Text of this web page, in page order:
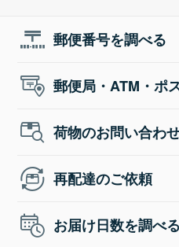
郵便番号を調べる
郵便局・ATM・ポ
荷物のお問い合わ
再配達のご依頼
お届け日数を調べる